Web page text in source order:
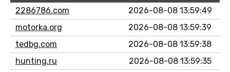
2286786.com
2026-08-08 13:59:49
motorka.org
2026-08-08 13:59:39
tedbg.com
2026-08-08 13:59:38
hunting.ru
2026-08-08 13:59:35